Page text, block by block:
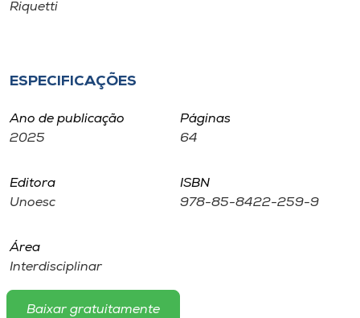
Selecione
o idioma
Riquetti
ESPECIFICAÇÕES
Ano de publicação
2025
Páginas
64
Editora
Unoesc
ISBN
978-85-8422-259-9
Área
Interdisciplinar
Baixar gratuitamente